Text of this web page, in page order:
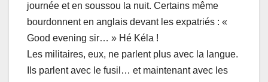
journée et en soussou la nuit. Certains même
bourdonnent en anglais devant les expatriés : «
Good evening sir… » Hé Kéla !
Les militaires, eux, ne parlent plus avec la langue.
Ils parlent avec le fusil… et maintenant avec les